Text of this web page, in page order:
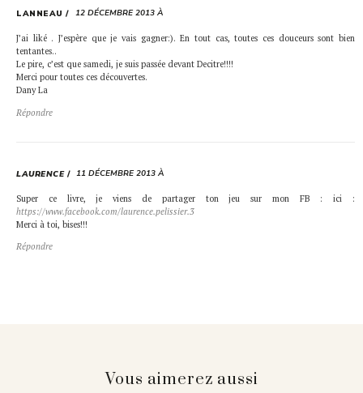
LANNEAU 12 DÉCEMBRE 2013 À
J’ai liké . J’espère que je vais gagner:). En tout cas, toutes ces douceurs sont bien
tentantes..
Le pire, c’est que samedi, je suis passée devant Decitre!!!!
Merci pour toutes ces découvertes.
Dany La
Répondre
LAURENCE 11 DÉCEMBRE 2013 À
Super ce livre, je viens de partager ton jeu sur mon FB : ici :
https://www.facebook.com/laurence.pelissier.3
Merci à toi, bises!!!
Répondre
Vous aimerez aussi